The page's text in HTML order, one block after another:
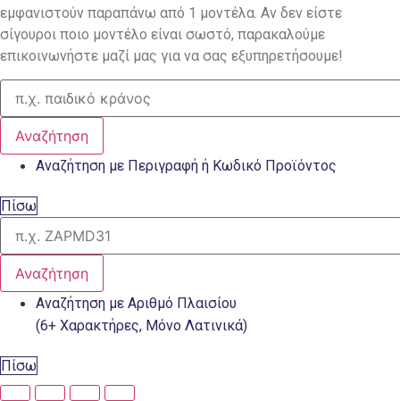
εμφανιστούν παραπάνω από 1 μοντέλα. Αν δεν είστε
σίγουροι ποιο μοντέλο είναι σωστό, παρακαλούμε
επικοινωνήστε μαζί μας για να σας εξυπηρετήσουμε!
Αναζήτηση
Αναζήτηση με Περιγραφή ή Κωδικό Προϊόντος
Πίσω
Αναζήτηση
Αναζήτηση με Αριθμό Πλαισίου
(6+ Χαρακτήρες, Μόνο Λατινικά)
Πίσω